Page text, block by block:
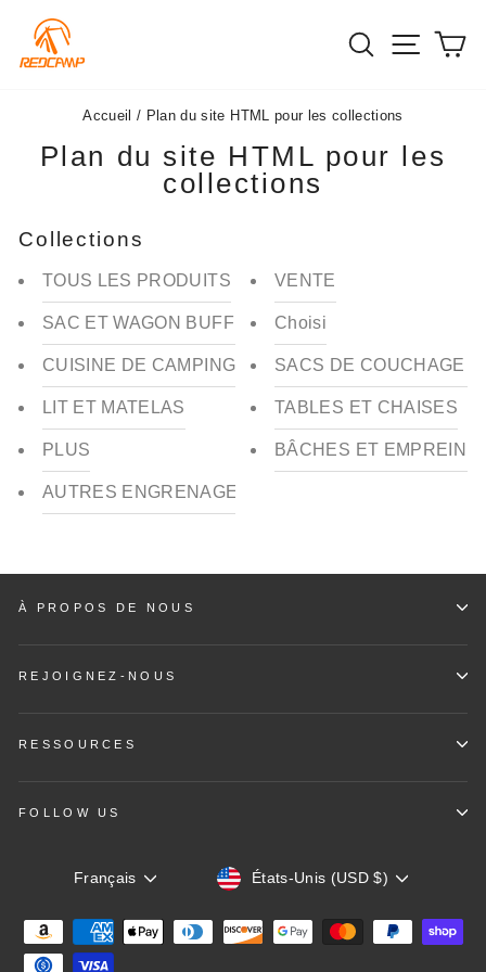
contenu
Accueil / Plan du site HTML pour les collections
Plan du site HTML pour les
collections
Collections
TOUS LES PRODUITS
SAC ET WAGON BUFFLE
CUISINE DE CAMPING
LIT ET MATELAS
PLUS
AUTRES ENGRENAGES
VENTE
Choisi
SACS DE COUCHAGE
TABLES ET CHAISES
BÂCHES ET
À PROPOS DE NOUS
REJOIGNEZ-NOUS
RESSOURCES
FOLLOW US
Langue
Français Devise
États-Unis (USD $)